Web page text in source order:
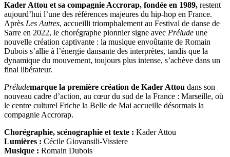
Kader Attou et sa compagnie Accrorap, fondée en 1989, restent
aujourd’hui l’une des références majeures du hip-hop en France.
Après Les Autres, accueilli triomphalement au Festival de danse de
Sarre en 2022, le chorégraphe pionnier signe avec Prélude une
nouvelle création captivante : la musique envoûtante de Romain
Dubois s’allie à l’énergie dansante des interprètes, tandis que la
dynamique du mouvement, toujours plus intense, s’achève dans un
final libérateur.
Préludemarque la première création de Kader Attou dans son
nouveau cadre d’action, au cœur du sud de la France : Marseille, où
le centre culturel Friche la Belle de Mai accueille désormais la
compagnie Accrorap.
Chorégraphie, scénographie et texte : Kader Attou
Lumières : Cécile Giovansili-Vissiere
Musique : Romain Dubois